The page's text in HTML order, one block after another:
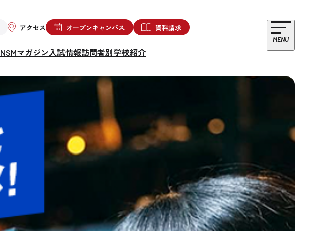
アクセス オープンキャンパス 資料請求
NSMマガジン入試情報訪問者別学校紹介
MENU